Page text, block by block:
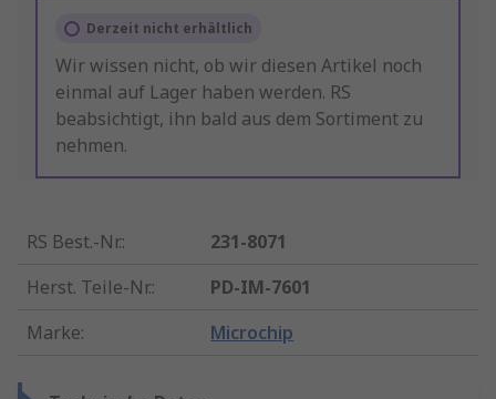
Derzeit nicht erhältlich
Wir wissen nicht, ob wir diesen Artikel noch
einmal auf Lager haben werden. RS
beabsichtigt, ihn bald aus dem Sortiment zu
nehmen.
RS Best.-Nr.:
231-8071
Herst. Teile-Nr.:
PD-IM-7601
Marke: Microchip